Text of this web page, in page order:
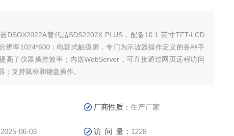
DSOX2022A替代品SDS2202X PLUS，配备10.1 英寸TFT-LCD
辨率1024*600；电容式触摸屏，专门为示波器操作定义的各种手
高了仪器操控效率；内嵌WebServer，可直接通过网页远程访问
；支持鼠标和键盘操作。
厂商性质：生产厂家
2025-06-03 访 问 量： 1228